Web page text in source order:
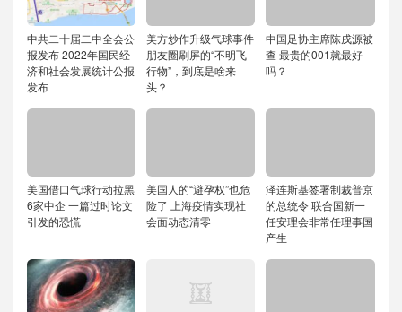
中共二十届二中全会公
报发布 2022年国民经
济和社会发展统计公报
发布
美方炒作升级气球事件
朋友圈刷屏的“不明飞
行物”，到底是啥来
头？
中国足协主席陈戌源被
查 最贵的001就最好
吗？
美国借口气球行动拉黑
6家中企 一篇过时论文
引发的恐慌
美国人的“避孕权”也危
险了 上海疫情实现社
会面动态清零
泽连斯基签署制裁普京
的总统令 联合国新一
任安理会非常任理事国
产生